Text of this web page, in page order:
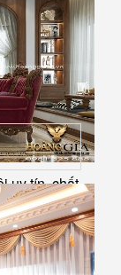
uy tín, chất